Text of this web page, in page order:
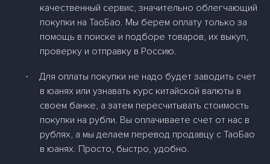
качественный сервис, значительно облегчающий
покупки на ТаоБао. Мы берем оплату только за
помощь в поиске и подборе товаров, их выкуп,
проверку и отправку в Россию.
·
Для оплаты покупки не надо будет заводить счет
в юанях или узнавать курс китайской валюты в
своем банке, а затем пересчитывать стоимость
покупки на рубли. Вы оплачиваете счет от нас в
рублях, а мы делаем перевод продавцу с ТаоБао
в юанях. Просто, быстро, удобно.